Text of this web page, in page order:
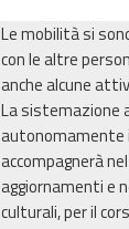
Le mobilità si
con le altre
anche alcune
La sistemazione
autonomamente
accompagnerà
aggiornamenti e
culturali, per il